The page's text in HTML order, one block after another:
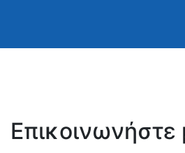
Επικοινωνήστε